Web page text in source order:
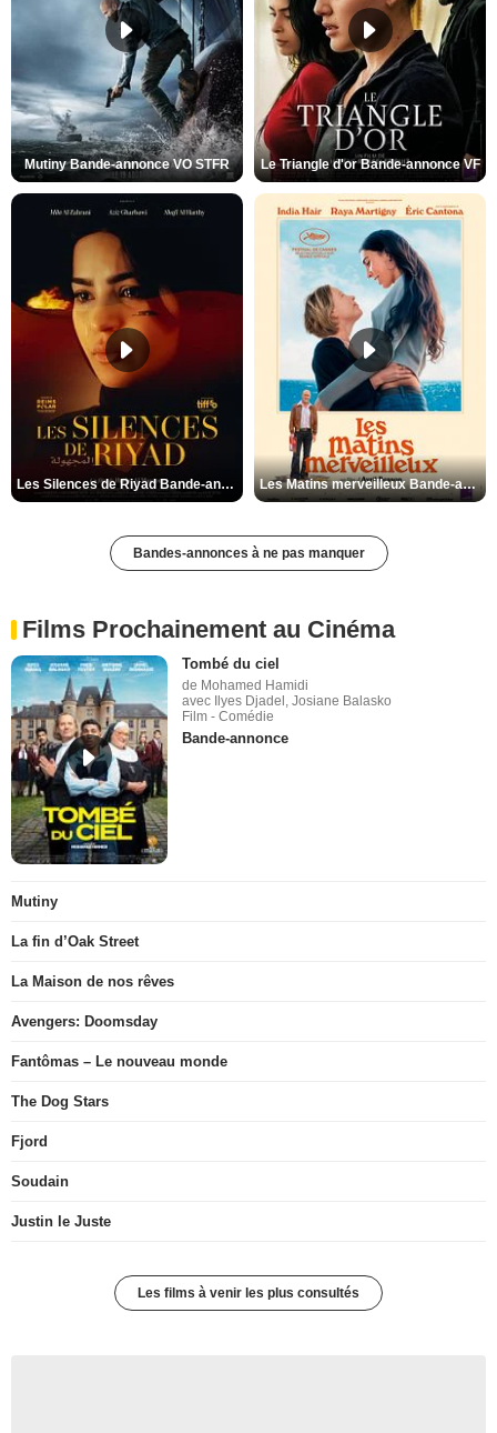
Mutiny Bande-annonce VO STFR Le Triangle d'or Bande-annonce VF
Les Silences de Riyad Bande-annonce VO STFR Les Matins merveilleux Bande-annonce VF
Bandes-annonces à ne pas manquer
Films Prochainement au Cinéma
Tombé du ciel
de Mohamed Hamidi
avec Ilyes Djadel, Josiane Balasko
Film - Comédie
Bande-annonce
Mutiny
La fin d’Oak Street
La Maison de nos rêves
Avengers: Doomsday
Fantômas – Le nouveau monde
The Dog Stars
Fjord
Soudain
Justin le Juste
Les films à venir les plus consultés